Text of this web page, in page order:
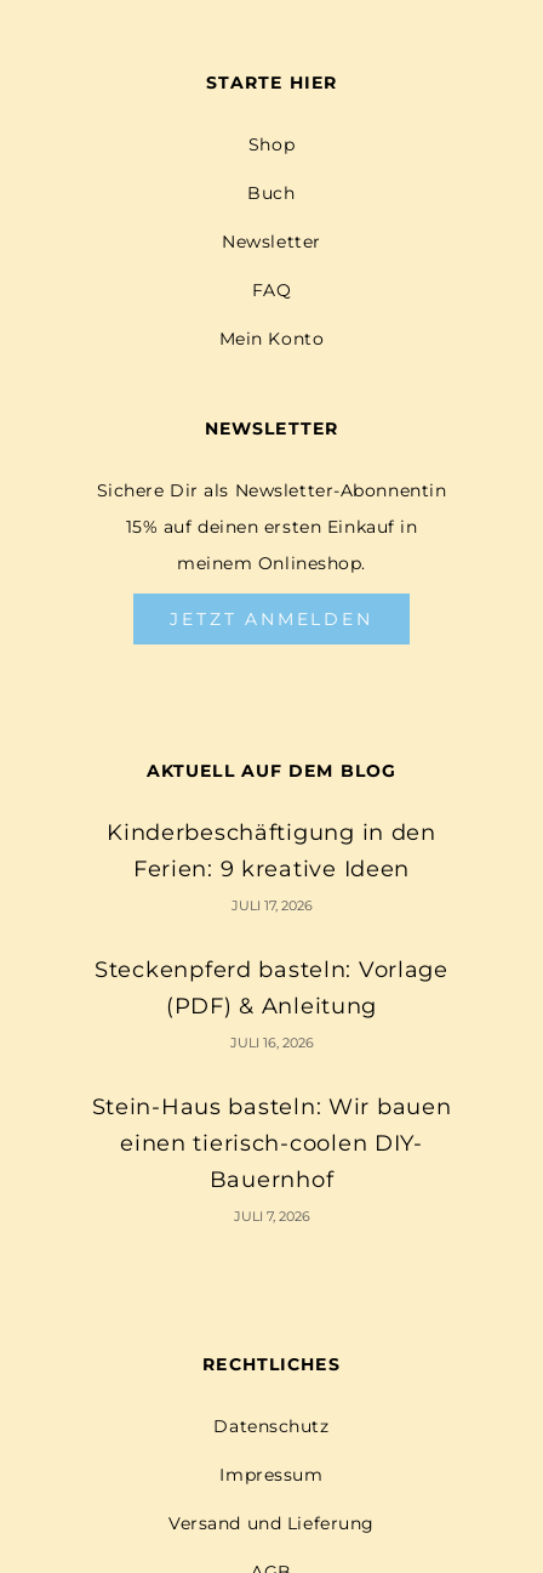
STARTE HIER
Shop
Buch
Newsletter
FAQ
Mein Konto
NEWSLETTER
Sichere Dir als Newsletter-Abonnentin
15% auf deinen ersten Einkauf in
meinem Onlineshop.
JETZT ANMELDEN
AKTUELL AUF DEM BLOG
Kinderbeschäftigung in den
Ferien: 9 kreative Ideen
JULI 17, 2026
Steckenpferd basteln: Vorlage
(PDF) & Anleitung
JULI 16, 2026
Stein-Haus basteln: Wir bauen
einen tierisch-coolen DIY-
Bauernhof
JULI 7, 2026
RECHTLICHES
Datenschutz
Impressum
Versand und Lieferung